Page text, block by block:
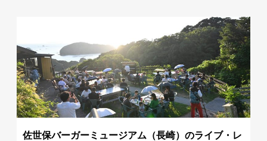
佐世保バーガーミュージアム（長崎）のライブ・レ